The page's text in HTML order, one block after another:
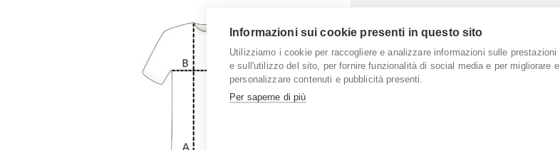
XS 66
Informazioni sui cookie presenti in questo sito
Utilizziamo i cookie per raccogliere e analizzare informazioni sulle prestazioni
e sull'utilizzo del sito, per fornire funzionalità di social media e per migliorare e
personalizzare contenuti e pubblicità presenti.
Per saperne di più